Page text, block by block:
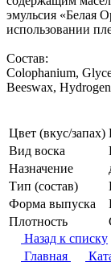
эмульсия «Белая
использовании
Состав:
Colophanium,
Beeswax,
Цвет (вкус/запах)
Вид воска
Назначение
Тип (состав)
Форма выпуска
Плотность
Назад к списку
Главная